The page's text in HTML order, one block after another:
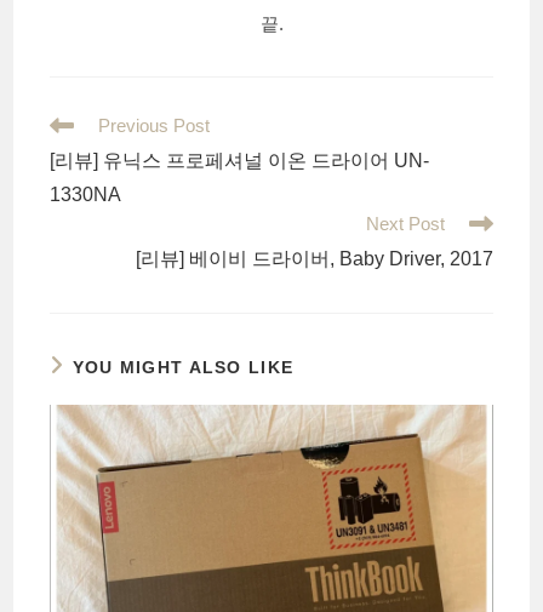
끝.
Read
articles
Previous Post
[리뷰] 유닉스 프로페셔널 이온 드라이어 UN-
1330NA
Next Post
[리뷰] 베이비 드라이버, Baby Driver, 2017
YOU MIGHT ALSO LIKE